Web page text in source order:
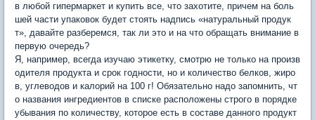
в любой гипермаркет и купить все, что захотите, причем на боль
шей части упаковок будет стоять надпись «натуральный продук
т», давайте разберемся, так ли это и на что обращать внимание в
первую очередь?
Я, например, всегда изучаю этикетку, смотрю не только на произв
одителя продукта и срок годности, но и количество белков, жиро
в, углеводов и калорий на 100 г! Обязательно надо запомнить, чт
о названия ингредиентов в списке расположены строго в порядке
убывания по количеству, которое есть в составе данного продукт